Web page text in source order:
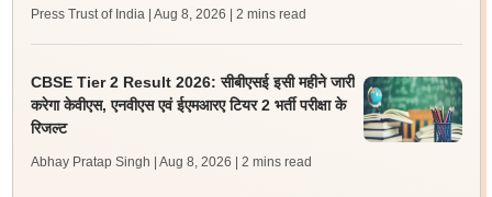
Press Trust of India | Aug 8, 2026 | 2 mins read
CBSE Tier 2 Result 2026: सीबीएसई इसी महीने जारी
करेगा केवीएस, एनवीएस एवं ईएमआरए टियर 2 भर्ती परीक्षा के
रिजल्ट
Abhay Pratap Singh | Aug 8, 2026 | 2 mins read